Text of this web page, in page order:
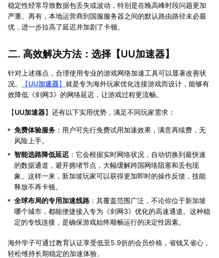
稳定性经常导致数据包丢失或波动，特别是在晚高峰时段问题更加
严重。再有，本地运营商到国服服务器之间的默认路由路径未必最
优，进一步拉高了延迟并加剧了卡顿。
二. 高效解决方法：选择【UU加速器】
针对上述痛点，合理使用专业的游戏网络加速工具可以显著改善状
况。
【UU加速器】 就是专为海外玩家优化连接游戏而设计，能够有
效降低《剑网3》的网络延迟，让游戏过程更流畅。
【UU加速器】还有以下实用优势，满足不同玩家需求：
免费体验服务 ：用户可先行免费试用加速效果，满意再续费，无
风险上手。
智能选路降低延迟 ：它会根据实时网络状况，自动切换到最快速
的数据通道，避开拥堵节点，大幅缓解跨国网络阻塞和丢包现
象。这样一来，新加坡玩家可以获得更加即时的操作反馈，技能
释放不再卡顿。
全球布局的专用加速线路 ：其覆盖范围广泛，不论你位于新加坡
哪个城市，都能便捷接入专为《剑网3》优化的高速通道。这种稳
定的专线连接，是确保游戏始终顺畅运行的决定性因素。
海外学子可通过教育认证享受低至5.9折的会员价格，省钱又省心，
轻松维持长期稳定的加速体验。